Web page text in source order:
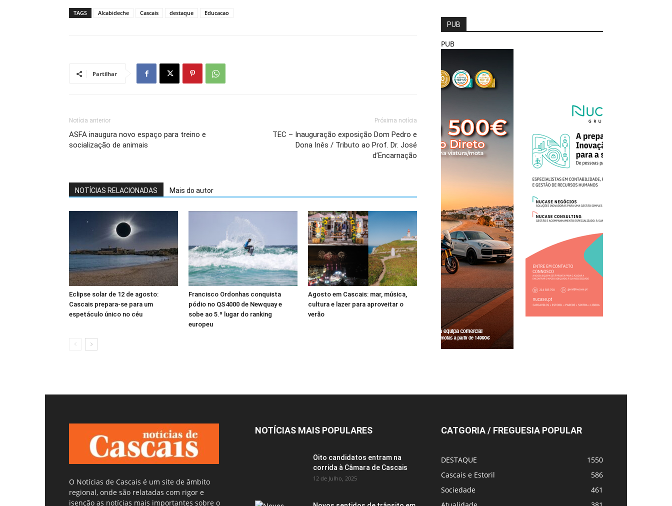
TAGS Alcabideche Cascais destaque Educacao
Partilhar
Notícia anterior
ASFA inaugura novo espaço para treino e
socialização de animais
Próxima notícia
TEC – Inauguração exposição Dom Pedro e
Dona Inês / Tributo ao Prof. Dr. José
d’Encarnação
NOTÍCIAS RELACIONADAS Mais do autor
Eclipse solar de 12 de agosto:
Cascais prepara-se para um
espetáculo único no céu
Francisco Ordonhas conquista
pódio no QS4000 de Newquay e
sobe ao 5.º lugar do ranking
europeu
Agosto em Cascais: mar, música,
cultura e lazer para aproveitar o
verão
PUB
PUB
O Notícias de Cascais é um site de âmbito
regional, onde são relatadas com rigor e
isenção as notícias mais importantes sobre o
NOTÍCIAS MAIS POPULARES
Oito candidatos entram na
corrida à Câmara de Cascais
12 de Julho, 2025
CATGORIA / FREGUESIA POPULAR
DESTAQUE
1550
Cascais e Estoril
586
Sociedade
461